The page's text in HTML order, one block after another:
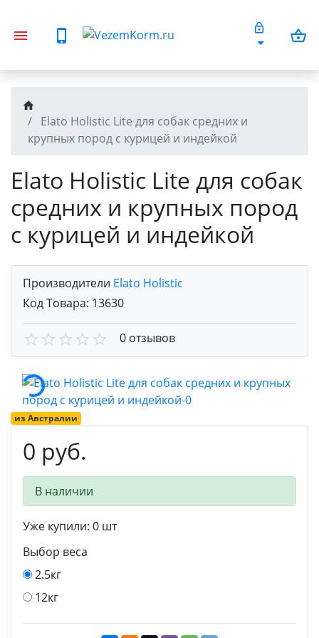
Elato Holistic Lite для собак средних и
крупных пород с курицей и индейкой
Elato Holistic Lite для собак
средних и крупных пород
с курицей и индейкой
Производители Elato Holistic
Код Товара: 13630
0 отзывов
из Австралии
0 руб.
В наличии
Уже купили: 0 шт
Выбор веса
2.5кг
12кг